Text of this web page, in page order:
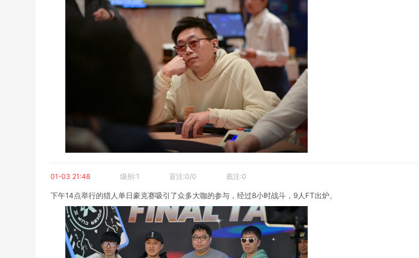
01-03 21:48 级别:1 盲注:0/0 底注:0
下午14点举行的猎人单日豪克赛吸引了众多大咖的参与，经过8小时战斗，9人FT出炉。